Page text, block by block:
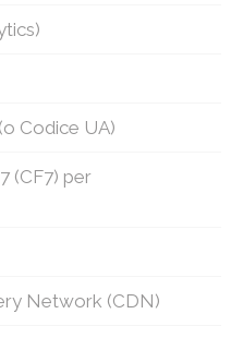
Codice UA)
(CF7) per
Network (CDN)